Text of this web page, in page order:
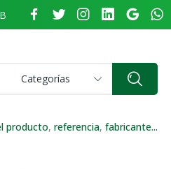
Categorías
producto,referencia,fabricante...